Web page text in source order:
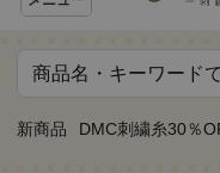
新商品 DMC刺繍糸30％
商品一覧